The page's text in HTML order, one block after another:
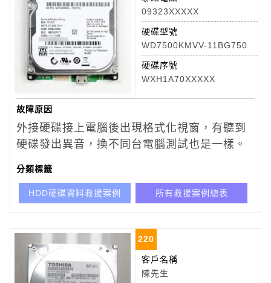
09323XXXXX
硬碟型號
WD7500KMVV-11BG750
硬碟序號
WXH1A70XXXXX
故障原因
外接硬碟接上電腦後出現格式化視窗，有聽到
硬碟發出異音，換不同台電腦測試也是一樣。
分類標籤
HDD硬碟資料救援案例 所有救援案例總表
220
客戶名稱
陳先生